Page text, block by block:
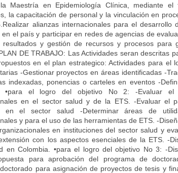
Maestría en Epidemiología Clínica, mediante el
la capacitación de personal y la vinculación en
alianzas internacionales para el desarrollo
en el país y participar en redes de agencias de
resultados y gestión de recursos y procesos para
DE TRABAJO: Las Actividades seran descritas
en el plan estrategico: Actividades para el
-Gestionar proyectos en áreas identificadas -
indexadas, ponencias o carteles en eventos -
•para el logro del objetivo No 2: -Evaluar el
en el sector salud y de la ETS. -Evaluar el
en el sector salud -Determinar áreas de
y para el uso de las herramientas de ETS. -
en instituciones del sector salud y
con los aspectos esenciales de la ETS. -
en Colombia. •para el logro del objetivo No 3: -
para aprobación del programa de
para asignación de proyectos de tesis y